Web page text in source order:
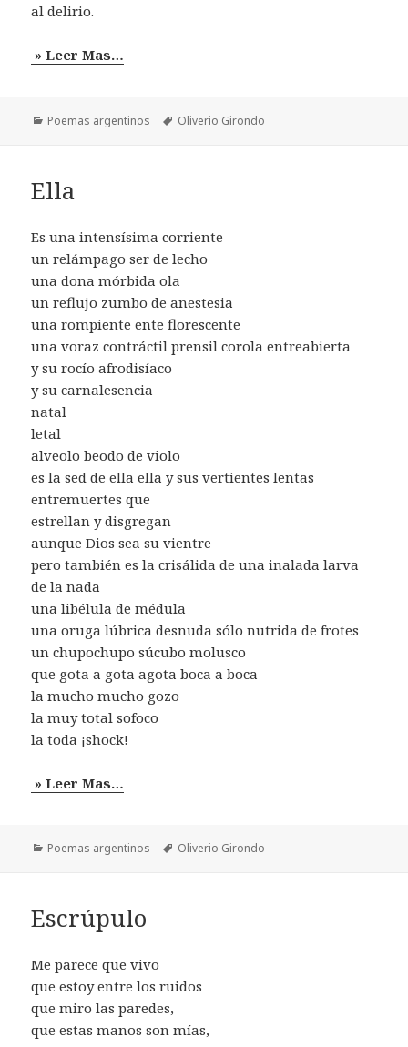
al delirio.
» Leer Mas…
Categorías
Poemas argentinos Etiquetas
Oliverio Girondo
Ella
Es una intensísima corriente
un relámpago ser de lecho
una dona mórbida ola
un reflujo zumbo de anestesia
una rompiente ente florescente
una voraz contráctil prensil corola entreabierta
y su rocío afrodisíaco
y su carnalesencia
natal
letal
alveolo beodo de violo
es la sed de ella ella y sus vertientes lentas
entremuertes que
estrellan y disgregan
aunque Dios sea su vientre
pero también es la crisálida de una inalada larva
de la nada
una libélula de médula
una oruga lúbrica desnuda sólo nutrida de frotes
un chupochupo súcubo molusco
que gota a gota agota boca a boca
la mucho mucho gozo
la muy total sofoco
la toda ¡shock!
» Leer Mas…
Categorías
Poemas argentinos Etiquetas
Oliverio Girondo
Escrúpulo
Me parece que vivo
que estoy entre los ruidos
que miro las paredes,
que estas manos son mías,